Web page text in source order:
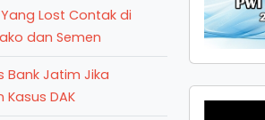
Lost Contak di
dan Semen
Bank Jatim Jika
DAK